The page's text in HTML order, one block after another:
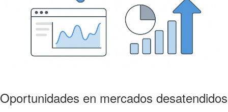
Oportunidades en mercados desatendidos